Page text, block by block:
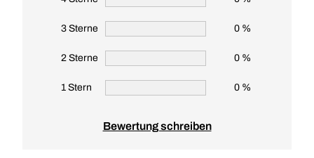
3 Sterne 0 %
2 Sterne 0 %
1 Stern 0 %
Bewertung schreiben